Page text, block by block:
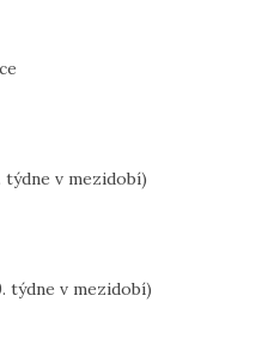
týdne v mezidobí)
týdne v mezidobí)